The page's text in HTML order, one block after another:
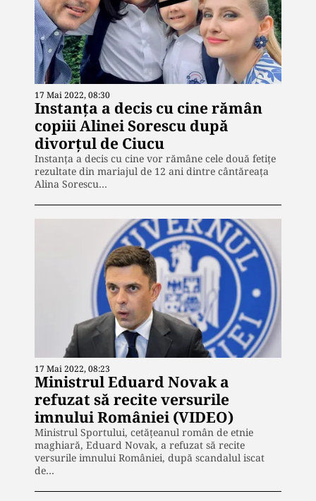
17 Mai 2022, 08:30
Instanța a decis cu cine rămân
copiii Alinei Sorescu după
divorțul de Ciucu
Instanța a decis cu cine vor rămâne cele două fetițe
rezultate din mariajul de 12 ani dintre cântăreața
Alina Sorescu…
17 Mai 2022, 08:23
Ministrul Eduard Novak a
refuzat să recite versurile
imnului României (VIDEO)
Ministrul Sportului, cetățeanul român de etnie
maghiară, Eduard Novak, a refuzat să recite
versurile imnului României, după scandalul iscat
de…